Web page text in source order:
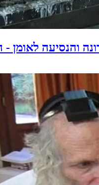
והנסיעה לאומן